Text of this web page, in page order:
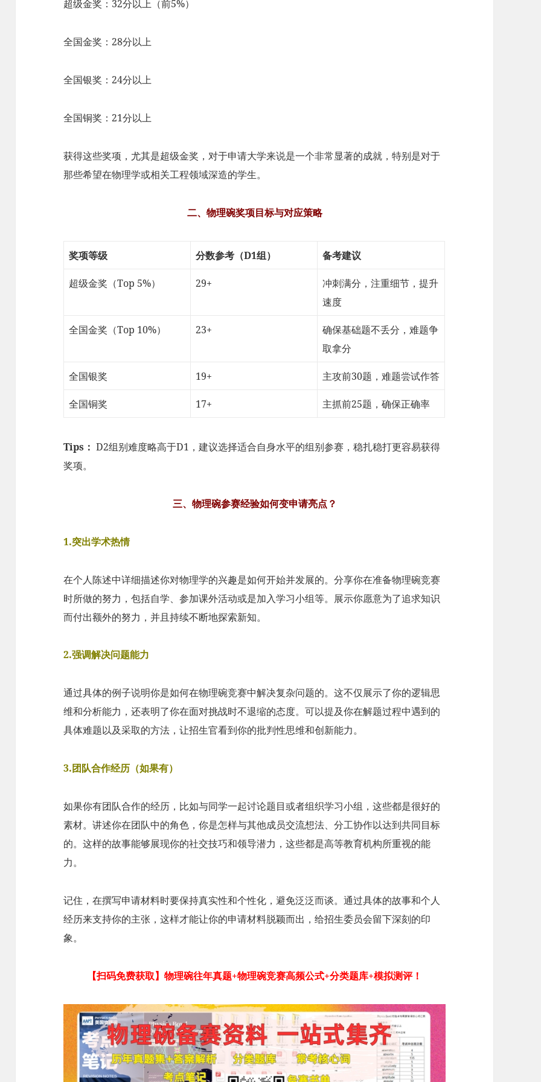
超级金奖：32分以上（前5%）
全国金奖：28分以上
全国银奖：24分以上
全国铜奖：21分以上
获得这些奖项，尤其是超级金奖，对于申请大学来说是一个非常显著的成就，特别是对于
那些希望在物理学或相关工程领域深造的学生。
二、物理碗奖项目标与对应策略
奖项等级 分数参考（D1组） 备考建议
超级金奖（Top 5%） 29+
冲刺满分，注重细节，提升
速度
全国金奖（Top 10%） 23+
确保基础题不丢分，难题争
取拿分
全国银奖 19+ 主攻前30题，难题尝试作答
全国铜奖 17+ 主抓前25题，确保正确率
Tips： D2组别难度略高于D1，建议选择适合自身水平的组别参赛，稳扎稳打更容易获得
奖项。
三、物理碗参赛经验如何变申请亮点？
1.突出学术热情
在个人陈述中详细描述你对物理学的兴趣是如何开始并发展的。分享你在准备物理碗竞赛
时所做的努力，包括自学、参加课外活动或是加入学习小组等。展示你愿意为了追求知识
而付出额外的努力，并且持续不断地探索新知。
2.强调解决问题能力
通过具体的例子说明你是如何在物理碗竞赛中解决复杂问题的。这不仅展示了你的逻辑思
维和分析能力，还表明了你在面对挑战时不退缩的态度。可以提及你在解题过程中遇到的
具体难题以及采取的方法，让招生官看到你的批判性思维和创新能力。
3.团队合作经历（如果有）
如果你有团队合作的经历，比如与同学一起讨论题目或者组织学习小组，这些都是很好的
素材。讲述你在团队中的角色，你是怎样与其他成员交流想法、分工协作以达到共同目标
的。这样的故事能够展现你的社交技巧和领导潜力，这些都是高等教育机构所重视的能
力。
记住，在撰写申请材料时要保持真实性和个性化，避免泛泛而谈。通过具体的故事和个人
经历来支持你的主张，这样才能让你的申请材料脱颖而出，给招生委员会留下深刻的印
象。
【扫码免费获取】物理碗往年真题+物理碗竞赛高频公式+分类题库+模拟测评！